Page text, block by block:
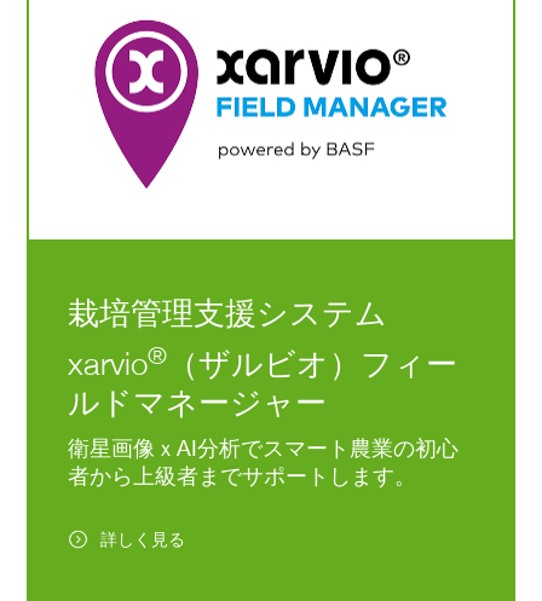
栽培管理支援システム
xarvio®
（ザルビオ）フィー
ルドマネージャー
衛星画像ｘAI分析でスマート農業の初心
者から上級者までサポートします。
詳しく見る